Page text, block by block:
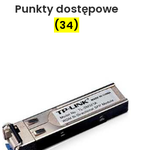
Punkty dostępowe
(34)